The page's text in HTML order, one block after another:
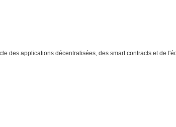
des applications décentralisées, des smart contracts et de